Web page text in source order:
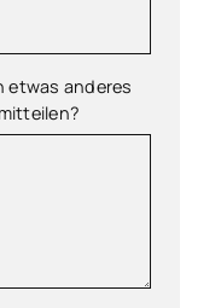
etwas anderes